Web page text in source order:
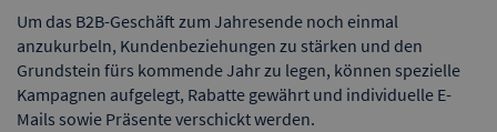
Um das B2B-Geschäft zum Jahresende noch einmal
anzukurbeln, Kundenbeziehungen zu stärken und den
Grundstein fürs kommende Jahr zu legen, können spezielle
Kampagnen aufgelegt, Rabatte gewährt und individuelle E-
Mails sowie Präsente verschickt werden.